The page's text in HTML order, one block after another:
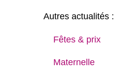
Autres actualités :
Fêtes & prix
Maternelle